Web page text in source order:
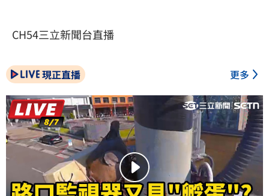
CH54三立新聞台直播
現正直播 更多